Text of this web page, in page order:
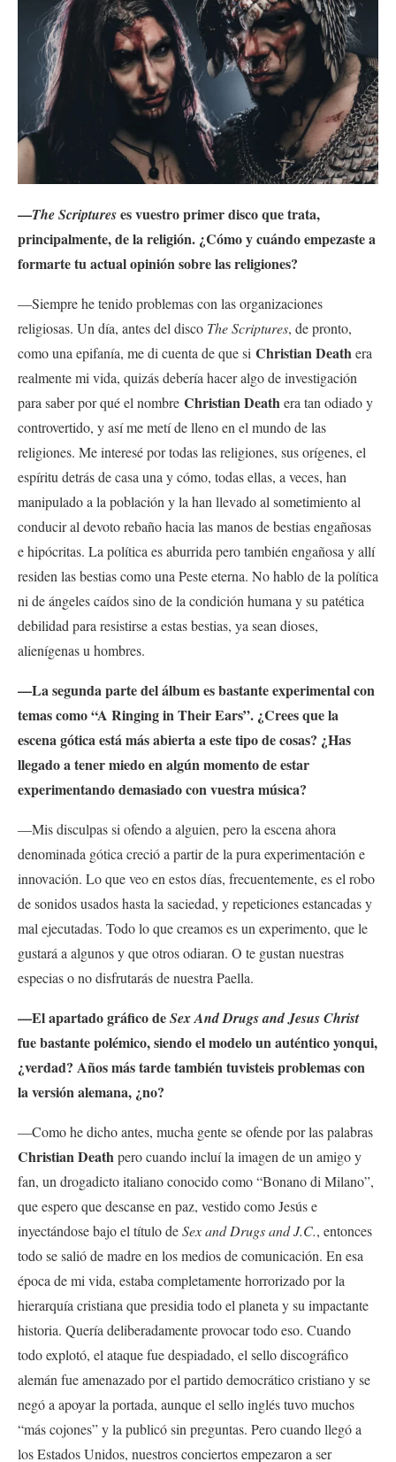
—The Scriptureses vuestro primer disco que trata,
principalmente, de la religión. ¿Cómo y cuándo empezaste a
formarte tu actual opinión sobre las religiones?
—Siempre he tenido problemas con las organizaciones
religiosas. Un día, antes del disco The Scriptures, de pronto,
como una epifanía, me di cuenta de que si Christian Deathera
realmente mi vida, quizás debería hacer algo de investigación
para saber por qué el nombre Christian Deathera tan odiado y
controvertido, y así me metí de lleno en el mundo de las
religiones. Me interesé por todas las religiones, sus orígenes, el
espíritu detrás de casa una y cómo, todas ellas, a veces, han
manipulado a la población y la han llevado al sometimiento al
conducir al devoto rebaño hacia las manos de bestias engañosas
e hipócritas. La política es aburrida pero también engañosa y allí
residen las bestias como una Peste eterna. No hablo de la política
ni de ángeles caídos sinode la condición humana y su patética
debilidad para resistirse a estas bestias, ya sean dioses,
alienígenas u hombres.
—La segunda parte del álbum es bastante experimental con
temas como “A Ringing in Their Ears”. ¿Crees que la
escena gótica está más abierta a este tipo de cosas? ¿Has
llegado a tener miedo en algún momento de estar
experimentando demasiado con vuestra música?
—Mis disculpas si ofendo a alguien, pero la escena ahora
denominada gótica creció a partir de la pura experimentación e
innovación. Lo que veo en estos días, frecuentemente, es el robo
de sonidos usados hasta la saciedad, y repeticiones estancadas y
mal ejecutadas. Todo lo que creamos es un experimento, que le
gustará a algunos y que otros odiaran. O te gustan nuestras
especias o no disfrutarás de nuestra Paella.
—El apartado gráfico deSex And Drugs and Jesus Christ
fue bastante polémico, siendo el modelo un auténtico yonqui,
¿verdad? Años más tarde también tuvisteis problemas con
la versión alemana, ¿no?
—Como he dicho antes, mucha gente se ofende por las palabras
Christian Deathpero cuando incluí la imagen de un amigo y
fan, un drogadicto italiano conocido como “Bonano di Milano”,
que espero que descanse en paz, vestido como Jesús e
inyectándose bajo el título deSex and Drugs and J.C., entonces
todo se salió de madre en los medios de comunicación. En esa
época de mi vida, estaba completamente horrorizado por la
hierarquía cristiana que presidia todo el planeta y su impactante
historia. Quería deliberadamenteprovocar todo eso. Cuando
todo explotó, el ataque fue despiadado, el sello discográfico
alemán fue amenazado por el partido democrático cristiano y se
negó a apoyar la portada, aunque el sello inglés tuvo muchos
“más cojones” y la publicó sin preguntas. Pero cuando llegó a
los Estados Unidos, nuestros conciertos empezaron a ser